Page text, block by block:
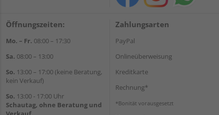
Öffnungszeiten:
Mo. – Fr. 08:00 – 17:30
Sa. 08:00 – 13:00
So. 13:00 – 17:00 (keine Beratung,
kein Verkauf)
So. 13:00 - 17:00 Uhr
Schautag, ohne Beratung und
Zahlungsarten
PayPal
Onlineüberweisung
Kreditkarte
Rechnung*
*Bonität vorausgesetzt